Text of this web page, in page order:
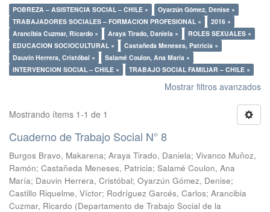
POBREZA – ASISTENCIA SOCIAL – CHILE ×
Oyarzún Gómez, Denise ×
TRABAJADORES SOCIALES – FORMACION PROFESIONAL ×
2016 ×
Arancibia Cuzmar, Ricardo ×
Araya Tirado, Daniela ×
ROLES SEXUALES ×
EDUCACION SOCIOCULTURAL ×
Castañeda Meneses, Patricia ×
Dauvin Herrera, Cristóbal ×
Salamé Coulon, Ana María ×
INTERVENCION SOCIAL – CHILE ×
TRABAJO SOCIAL FAMILIAR – CHILE ×
Mostrar filtros avanzados
Mostrando ítems 1-1 de 1
Cuaderno de Trabajo Social N° 8
Burgos Bravo, Makarena; Araya Tirado, Daniela; Vivanco Muñoz,
Ramón; Castañeda Meneses, Patricia; Salamé Coulon, Ana
María; Dauvin Herrera, Cristóbal; Oyarzún Gómez, Denise;
Castillo Riquelme, Víctor; Rodríguez Garcés, Carlos; Arancibia
Cuzmar, Ricardo (Departamento de Trabajo Social de la